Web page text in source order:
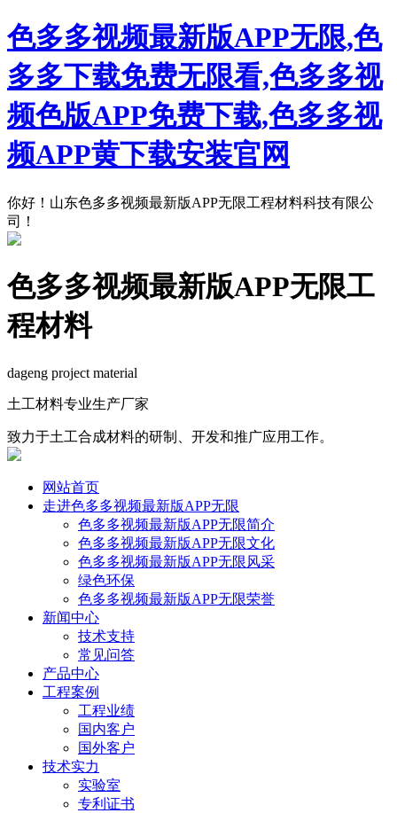
色多多视频最新版APP无限,色
多多下载免费无限看,色多多视
频色版APP免费下载,色多多视
频APP黄下载安装官网
你好！山东色多多视频最新版APP无限工程材料科技有限公
司！
色多多视频最新版APP无限工
程材料
dageng project material
土工材料专业生产厂家
致力于土工合成材料的研制、开发和推广应用工作。
网站首页
走进色多多视频最新版APP无限
色多多视频最新版APP无限简介
色多多视频最新版APP无限文化
色多多视频最新版APP无限风采
绿色环保
色多多视频最新版APP无限荣誉
新闻中心
技术支持
常见问答
产品中心
工程案例
工程业绩
国内客户
国外客户
技术实力
实验室
专利证书